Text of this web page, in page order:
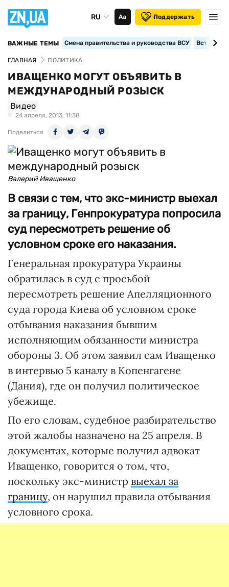
RU Аа Поддержать
ВАЖНЫЕ ТЕМЫ Смена правительства и руководства ВСУ
ГЛАВНАЯ ПОЛИТИКА
ИВАЩЕНКО МОГУТ ОБЪЯВИТЬ В
МЕЖДУНАРОДНЫЙ РОЗЫСК
Видео
24 апреля, 2013, 11:38
Поделиться
Валерий Иващенко
В связи с тем, что экс-министр выехал
за границу, Генпрокуратура попросила
суд пересмотреть решение об
условном сроке его наказания.
Генеральная прокуратура Украины
обратилась в суд с просьбой
пересмотреть решение Апелляционного
суда города Киева об условном сроке
отбывания наказания бывшим
исполняющим обязанности министра
обороны 3. Об этом заявил сам Иващенко
в интервью 5 каналу в Копенгагене
(Дания), где он получил политическое
убежище.
По его словам, судебное разбирательство
этой жалобы назначено на 25 апреля. В
документах, которые получил адвокат
Иващенко, говорится о том, что,
поскольку экс-министр выехал за
границу, он нарушил правила отбывания
условного срока.